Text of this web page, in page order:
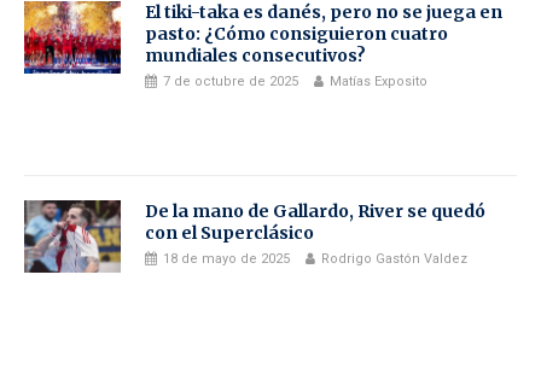
El tiki-taka es danés, pero no se juega en
pasto: ¿Cómo consiguieron cuatro
mundiales consecutivos?
7 de octubre de 2025 Matías Exposito
De la mano de Gallardo, River se quedó
con el Superclásico
18 de mayo de 2025 Rodrigo Gastón Valdez